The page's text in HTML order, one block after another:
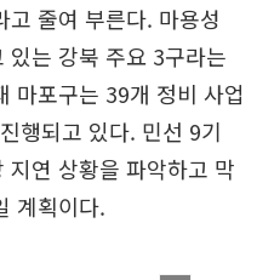
고 줄여 부른다. 마용성
있는 강북 주요 3구라는
마포구는 39개 정비 사업
행되고 있다. 민선 9기
지연 상황을 파악하고 막
계획이다.